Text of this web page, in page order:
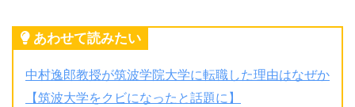
あわせて読みたい
中村逸郎教授が筑波学院大学に転職した理由はなぜか
【筑波大学をクビになったと話題に】